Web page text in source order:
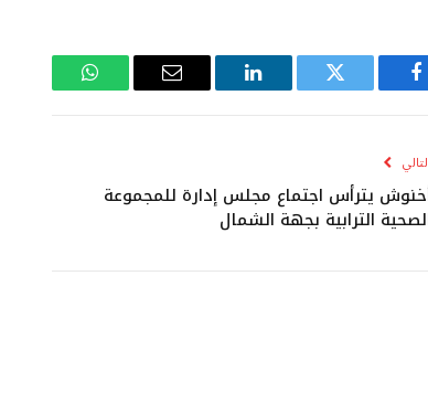
فيسبوك تويتر لينكدإن
البريد
واتساب
يترأس اجتماع مجلس إدارة للمجموعة
الترابية بجهة الشمال